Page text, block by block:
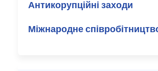
Антикорупційні заходи
Міжнародне